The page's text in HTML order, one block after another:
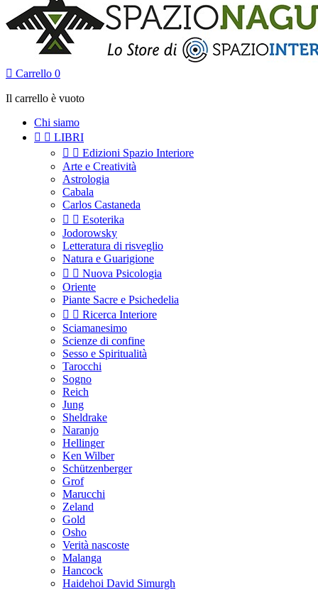
 Carrello 0
Il carrello è vuoto
Chi siamo
  LIBRI
  Edizioni Spazio Interiore
Arte e Creatività
Astrologia
Cabala
Carlos Castaneda
  Esoterika
Jodorowsky
Letteratura di risveglio
Natura e Guarigione
  Nuova Psicologia
Oriente
Piante Sacre e Psichedelia
  Ricerca Interiore
Sciamanesimo
Scienze di confine
Sesso e Spiritualità
Tarocchi
Sogno
Reich
Jung
Sheldrake
Naranjo
Hellinger
Ken Wilber
Schützenberger
Grof
Marucchi
Zeland
Gold
Osho
Verità nascoste
Malanga
Hancock
Haidehoi David Simurgh